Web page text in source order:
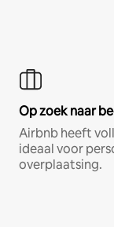
Op zoek naar
Airbnb heeft
ideaal voor
overplaatsing.